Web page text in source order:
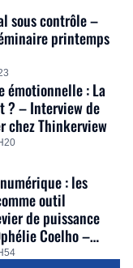
sous contrôle –
printemps
émotionnelle : La
? – Interview de
chez Thinkerview
: les
outil
de puissance
Coelho –